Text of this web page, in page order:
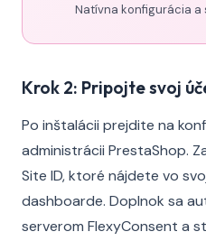
Natívna konfigurácia a
Krok 2: Pripojte svoj
Po inštalácii prejdite na
administrácii PrestaShop.
Site ID, ktoré nájdete vo
dashboarde. Doplnok sa
serverom FlexyConsent a